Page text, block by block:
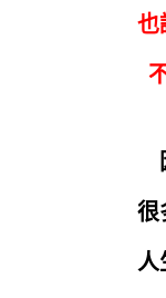
也
很
人